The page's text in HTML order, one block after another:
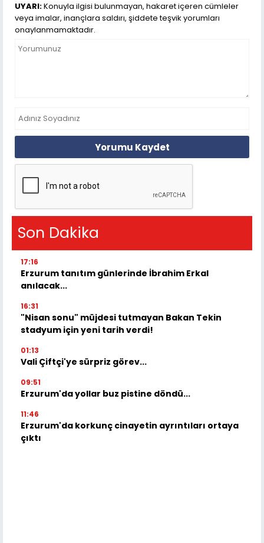
UYARI:Konuyla ilgisi bulunmayan, hakaret içeren cümleler
veya imalar, inançlara saldırı, şiddete teşvik yorumları
onaylanmamaktadır.
Yorumu Kaydet
Son Dakika
17:16
Erzurum tanıtım günlerinde İbrahim Erkal
anılacak...
16:31
"Nisan sonu" müjdesi tutmayan Bakan Tekin
stadyum için yeni tarih verdi!
01:13
Vali Çiftçi'ye sürpriz görev...
09:51
Erzurum'da yollar buz pistine döndü...
11:46
Erzurum'da korkunç cinayetin ayrıntıları ortaya
çıktı